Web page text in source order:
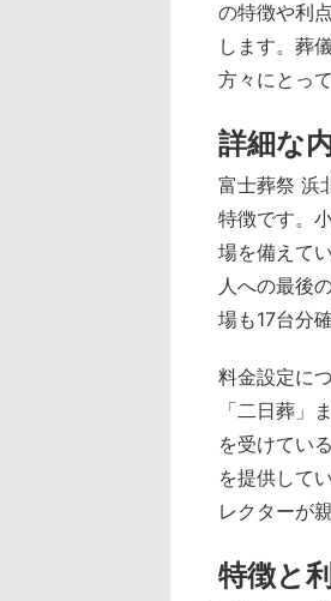
の特徴や利
します。葬
方々にとっ
詳細な
富士葬祭 浜
特徴です。
場を備えて
人への最後
場も17台分
料金設定に
「二日葬」
を受けてい
を提供して
レクターが
特徴と